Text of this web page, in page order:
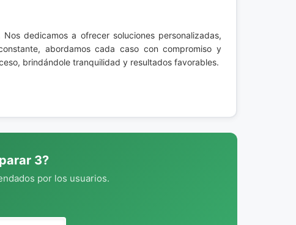
Nos dedicamos a ofrecer soluciones personalizadas,
abordamos cada caso con compromiso y
brindándole tranquilidad y resultados favorables.
3?
por los usuarios.